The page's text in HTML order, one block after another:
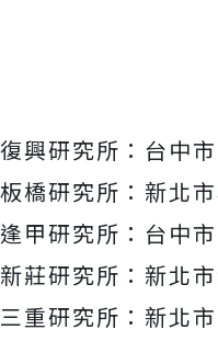
復興研究所：台中
板橋研究所：新北
逢甲研究所：台中
新莊研究所：新北
三重研究所：新北